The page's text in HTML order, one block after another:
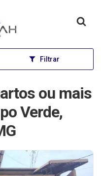
Filtrar
ou mais
Verde,